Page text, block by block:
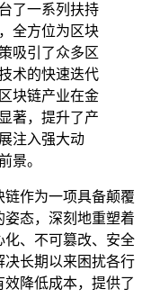
了一系列扶持
全方位为区块
吸引了众多区
术的快速迭代
块链产业在金
著，提升了产
注入强大动
景。
作为一项具备颠覆
姿态，深刻地重塑着
化、不可篡改、安全
决长期以来困扰各行
降低成本，提供了